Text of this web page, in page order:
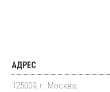
АДРЕС
125009, г. Москва,